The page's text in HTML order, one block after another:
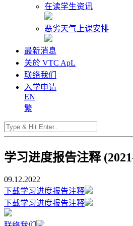
在读学生资讯
恶劣天气上课安排
最新消息
关於 VTC ApL
联络我们
入学申请
EN
繁
学习进度报告注释
09.12.2022
下载学习进度报告注释
下载学习进度报告注释